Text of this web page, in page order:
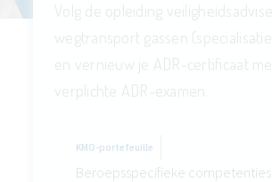
KMO-portefeuille
Beroepsspecifieke competenties